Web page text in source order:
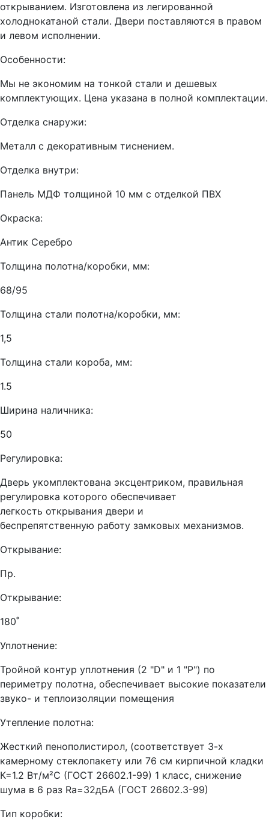
открыванием. Изготовлена из легированной
холоднокатаной стали. Двери поставляются в правом
и левом исполнении.
Особенности:
Мы не экономим на тонкой стали и дешевых
комплектующих. Цена указана в полной комплектации.
Отделка снаружи:
Металл с декоративным тиснением.
Отделка внутри:
Панель МДФ толщиной 10 мм с отделкой ПВХ
Окраска:
Антик Серебро
Толщина полотна/коробки, мм:
68/95
Толщина стали полотна/коробки, мм:
1,5
Толщина стали короба, мм:
1.5
Ширина наличника:
50
Регулировка:
Дверь укомплектована эксцентриком, правильная
регулировка которого обеспечивает
легкость открывания двери и
беспрепятственную работу замковых механизмов.
Открывание:
Пр.
Открывание:
180˚
Уплотнение:
Тройной контур уплотнения (2 "D" и 1 "P") по
периметру полотна, обеспечивает высокие показатели
звуко- и теплоизоляции помещения
Утепление полотна:
Жесткий пенополистирол, (соответствует 3-х
камерному стеклопакету или 76 см кирпичной кладки
К=1.2 Вт/м²С (ГОСТ 26602.1-99) 1 класс, снижение
шума в 6 раз Ra=32дБА (ГОСТ 26602.3-99)
Тип коробки: